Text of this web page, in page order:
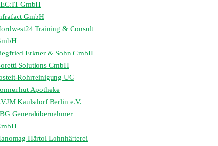
GmbH
GmbH
Training & Consult
Erkner & Sohn GmbH
Solutions GmbH
Rohrreinigung UG
Apotheke
Kaulsdorf Berlin e.V.
Generalübernehmer
Härtol Lohnhärterei